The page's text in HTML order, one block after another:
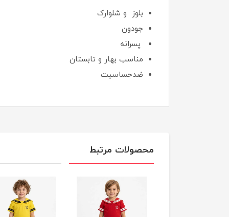
بلوز و شلوارک
جودون
پسرانه
مناسب بهار و تابستان
ضدحساسیت
محصولات مرتبط